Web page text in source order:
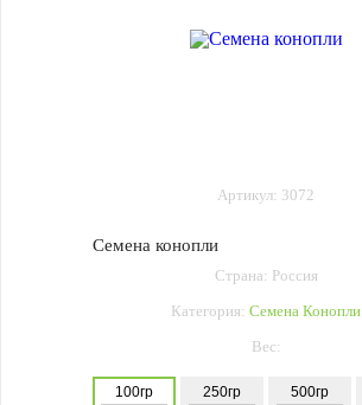
Артикул: 3072
Семена конопли
Страна: Россия
Категория: Семена Конопли
Вес:
100гр
250гр
500гр